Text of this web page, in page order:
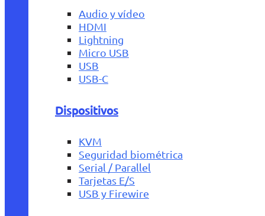
Audio y vídeo
HDMI
Lightning
Micro USB
USB
USB-C
Dispositivos
KVM
Seguridad biométrica
Serial / Parallel
Tarjetas E/S
USB y Firewire